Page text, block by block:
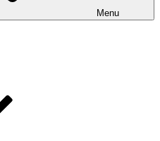
Menu